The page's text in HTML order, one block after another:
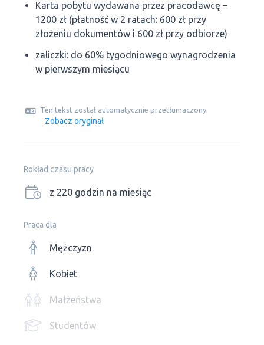
Karta pobytu wydawana przez pracodawcę –
1200 zł (płatność w 2 ratach: 600 zł przy
złożeniu dokumentów i 600 zł przy odbiorze)
zaliczki: do 60% tygodniowego wynagrodzenia
w pierwszym miesiącu
Ten tekst został automatycznie przetłumaczony.
Zobacz oryginał
Rokład czasu pracy
z 220 godzin na miesiąc
Praca dla
Mężczyzn
Kobiet
Małżeństwa
Studentów